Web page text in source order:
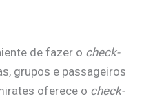
de fazer o check-
grupos e passageiros
oferece o check-